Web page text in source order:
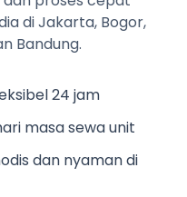
di Jakarta, Bogor,
Bandung.
24 jam
masa sewa unit
dan nyaman di